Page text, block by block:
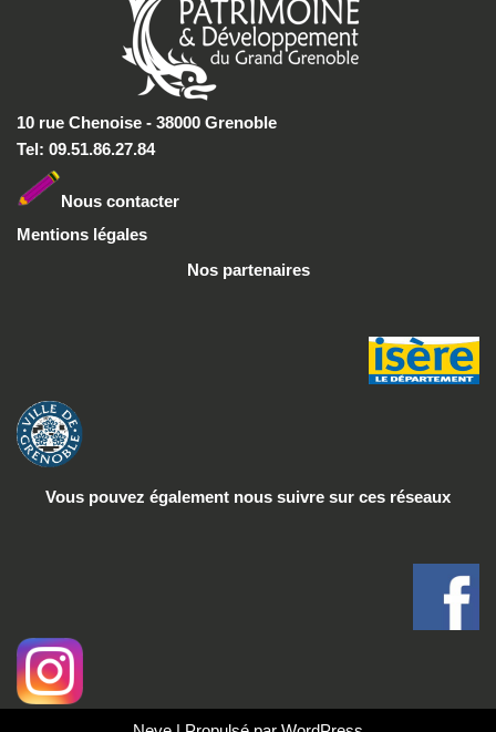
10 rue Chenoise - 38000 Grenoble
Tel: 09.51.86.27.84
Nous contacter
Mentions légales
Nos partenaires
Vous pouvez également nous suivre sur ces réseaux